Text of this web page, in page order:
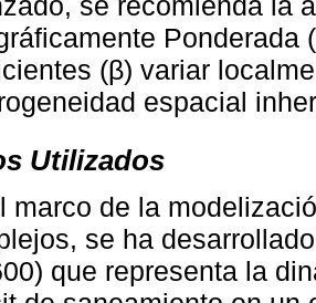
Ponderada
(β) variar
espacial
Utilizados
marco de la
se ha
que representa la